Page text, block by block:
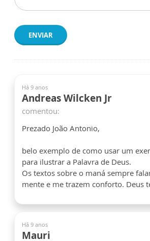
ENVIAR
Há 9 anos
Andreas Wilcken Jr
comentou:
Prezado João Antonio,
belo exemplo de como usar um
para ilustrar a Palavra de Deus.
Os textos sobre o maná sempre
mente e me trazem conforto. Deus
Há 9 anos
Mauri